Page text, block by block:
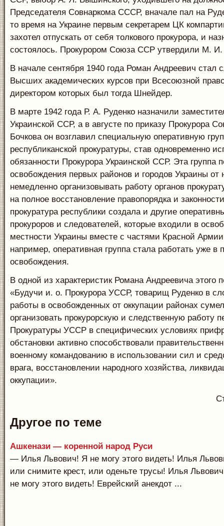
Председателя Совнаркома СССР, вначале пал на
то время на Украине первым секретарем ЦК
захотел отпускать от себя толкового прокурора, и
состоялось. Прокурором Союза ССР утвердили М. И.
В начале сентября 1940 года Роман Андреевич стал
Высших академических курсов при Всесоюзной
директором которых был тогда Шнейдер.
В марте 1942 года Р. А. Руденко назначили
Украинской ССР, а в августе по приказу Прокурора
Бочкова он возглавил специальную оперативную
республиканской прокуратуры, став одновременно
обязанности Прокурора Украинской ССР. Эта группа
освобождения первых районов и городов Украины от
немедленно организовывать работу органов
на полное восстановление правопорядка и
прокуратура республики создала и другие
прокуроров и следователей, которые входили в
местности Украины вместе с частями Красной
например, оперативная группа стала работать уже в
освобождения.
В одной из характеристик Романа Андреевича этого
«Будучи и. о. Прокурора УССР, товарищ Руденко в
работы в освобожденных от оккупации районах
организовать прокурорскую и следственную работу
Прокуратуры УССР в специфических условиях
обстановки активно способствовали
военному командованию в использовании сил и
врага, восстановлении народного хозяйства,
оккупации».
Другое по теме
Ашкенази — коренной народ Руси
— Илья Львович! Я не могу этого видеть! Илья
или снимите крест, или оденьте трусы! Илья
не могу этого видеть! Еврейский анекдот ...